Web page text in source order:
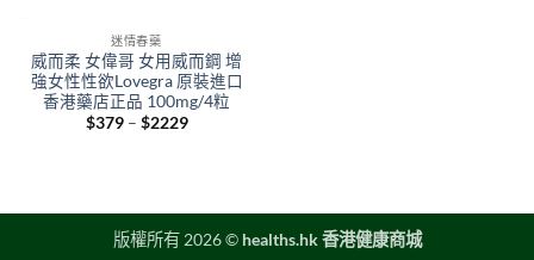
迷情春藥
威而柔 女偉哥 女用威而鋼 增
強女性性欲Lovegra 原裝進口
香港藥店正品 100mg/4粒
$379 – $2229Price
版權所有 2026 © healths.hk 香港健康商城